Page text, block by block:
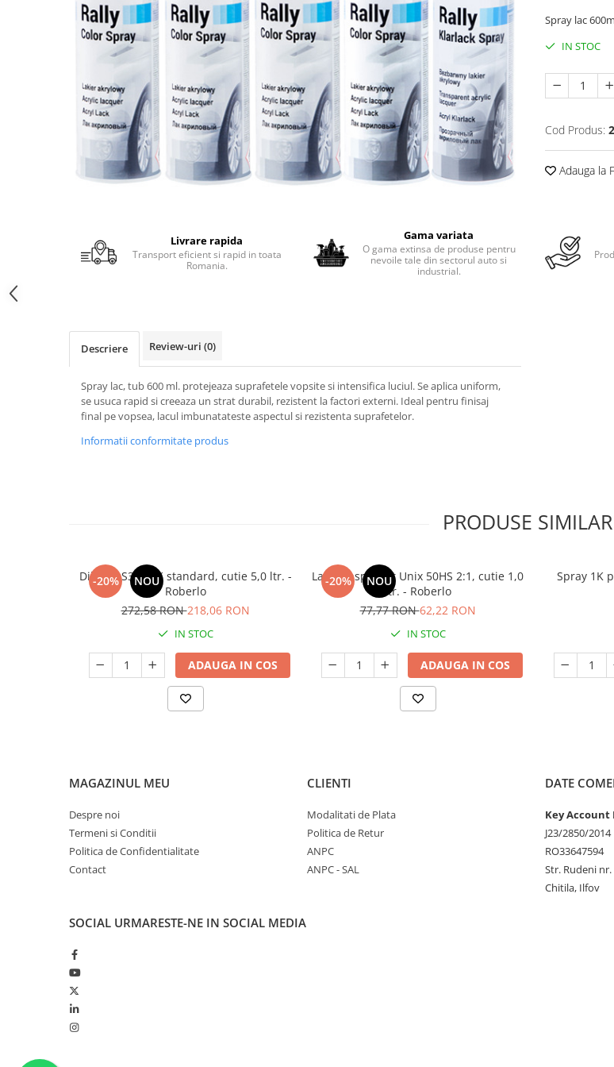
Protectie piele
Protectie vizuala
Sisteme si pahare PPS
Pahare de amestec
Spray lac
IN STOC
Cod Produs:
Adauga la
Livrare rapida
Transport eficient si rapid in toata
Romania.
Gama variata
O gama extinsa de produse pentru
nevoile tale din sectorul auto si
industrial.
Descriere Review-uri (0)
Spray lac, tub 600 ml. protejeaza suprafetele vopsite si intensifica luciul. Se aplica uniform,
se usuca rapid si creeaza un strat durabil, rezistent la factori externi. Ideal pentru finisaj
final pe vopsea, lacul imbunatateste aspectul si rezistenta suprafetelor.
Informatii conformitate produs
PRODUSE
-20% NOU
Diluant S322 2K standard, cutie 5,0 ltr. -
Roberlo
272,58 RON218,06 RON
IN STOC
ADAUGA IN COS
-20% NOU
Lac transparent Unix 50HS 2:1, cutie 1,0
ltr. - Roberlo
77,77 RON62,22 RON
IN STOC
ADAUGA IN COS
Spray 1K
MAGAZINUL MEU
Despre noi
Termeni si Conditii
Politica de Confidentialitate
Contact
CLIENTI
Modalitati de Plata
Politica de Retur
ANPC
ANPC - SAL
DATE
Key Account
J23/2850/2014
RO33647594
Str. Rudeni nr.
Chitila, Ilfov
SOCIAL URMARESTE-NE IN SOCIAL MEDIA